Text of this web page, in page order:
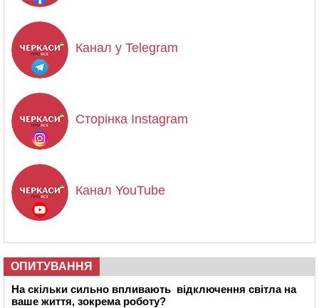
Канал у Telegram
Сторінка Instagram
Канал YouTube
ОПИТУВАННЯ
На скільки сильно впливають відключення світла на
ваше життя, зокрема роботу?